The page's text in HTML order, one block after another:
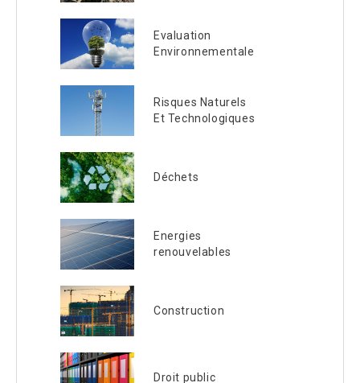
Evaluation
Environnementale
Risques Naturels
Et Technologiques
Déchets
Energies
renouvelables
Construction
Droit public